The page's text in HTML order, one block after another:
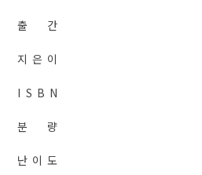
출 간
지 은 이
I S B N
분 량
난 이 도